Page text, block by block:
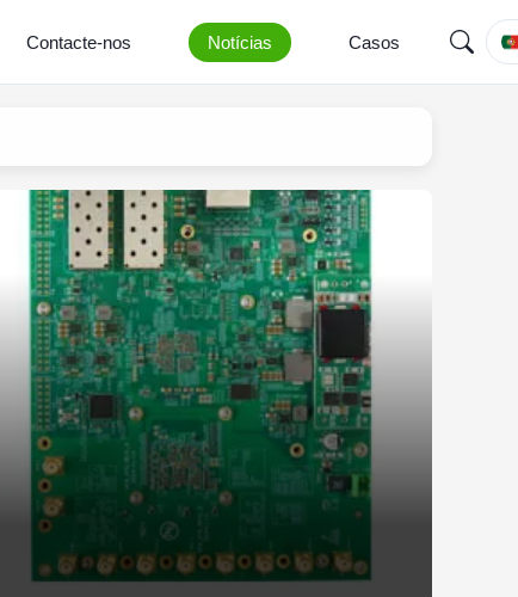
Contacte-nos Notícias Casos